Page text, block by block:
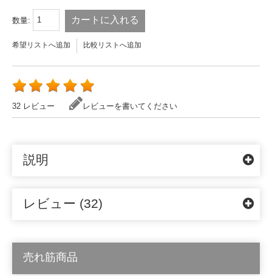
数量: カートに入れる
希望リストへ追加 比較リストへ追加
32 レビュー レビューを書いてください
説明
レビュー (32)
売れ筋商品